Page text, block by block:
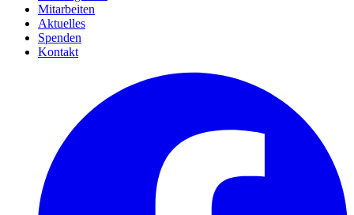
Mitarbeiten
Aktuelles
Spenden
Kontakt